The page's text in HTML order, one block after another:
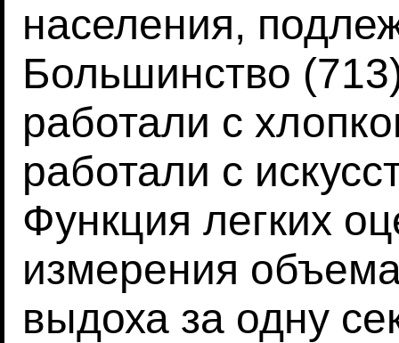
населения,
Большинство
работали с
работали с
Функция легких
измерения
выдоха за одну